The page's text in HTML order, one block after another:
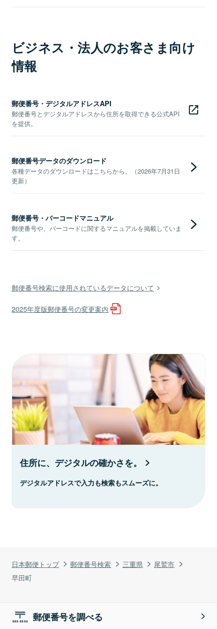
日本郵便トップ 郵便番号検索 三重県
尾鷲市
早田町
ビジネス・法人のお客さま向け
情報
郵便番号・デジタルアドレスAPI
郵便番号とデジタルアドレスから住所を取得できる公式API
を提供。
郵便番号データのダウンロード
各種データのダウンロードはこちらから。（2026年7月31日
更新）
郵便番号・バーコードマニュアル
郵便番号や、バーコードに関するマニュアルを掲載していま
す。
郵便番号検索に使用されているデータについて
2025年度版郵便番号の変更案内
住所に、デジタルの確かさを。
デジタルアドレスで入力も検索もスムーズに。
郵便番号を調べる